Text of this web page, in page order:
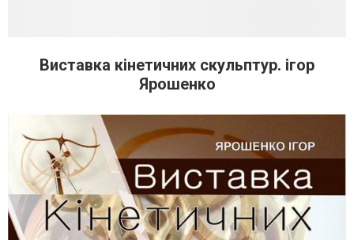
Виставка кінетичних скульптур. ігор
Ярошенко